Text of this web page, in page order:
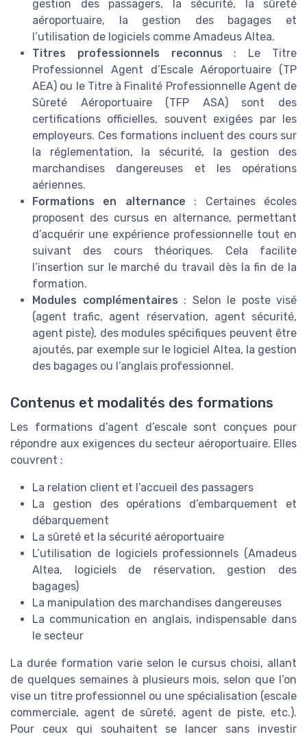
gestion des passagers, la sécurité, la sûreté
aéroportuaire, la gestion des bagages et
l’utilisation de logiciels comme Amadeus Altea.
Titres professionnels reconnus : Le Titre
Professionnel Agent d’Escale Aéroportuaire (TP
AEA) ou le Titre à Finalité Professionnelle Agent de
Sûreté Aéroportuaire (TFP ASA) sont des
certifications officielles, souvent exigées par les
employeurs. Ces formations incluent des cours sur
la réglementation, la sécurité, la gestion des
marchandises dangereuses et les opérations
aériennes.
Formations en alternance : Certaines écoles
proposent des cursus en alternance, permettant
d’acquérir une expérience professionnelle tout en
suivant des cours théoriques. Cela facilite
l’insertion sur le marché du travail dès la fin de la
formation.
Modules complémentaires : Selon le poste visé
(agent trafic, agent réservation, agent sécurité,
agent piste), des modules spécifiques peuvent être
ajoutés, par exemple sur le logiciel Altea, la gestion
des bagages ou l’anglais professionnel.
Contenus et modalités des formations
Les formations d’agent d’escale sont conçues pour
répondre aux exigences du secteur aéroportuaire. Elles
couvrent :
La relation client et l’accueil des passagers
La gestion des opérations d’embarquement et
débarquement
La sûreté et la sécurité aéroportuaire
L’utilisation de logiciels professionnels (Amadeus
Altea, logiciels de réservation, gestion des
bagages)
La manipulation des marchandises dangereuses
La communication en anglais, indispensable dans
le secteur
La durée formation varie selon le cursus choisi, allant
de quelques semaines à plusieurs mois, selon que l’on
vise un titre professionnel ou une spécialisation (escale
commerciale, agent de sûreté, agent de piste, etc.).
Pour ceux qui souhaitent se lancer sans investir